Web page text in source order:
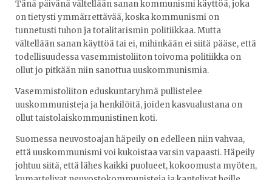
Tänä päivänä vältellään sanan kommunismi käyttöä, joka
on tietysti ymmärrettävää, koska kommunismi on
tunnetusti tuhon ja totalitarismin politiikkaa. Mutta
vältellään sanan käyttöä tai ei, mihinkään ei siitä pääse, että
todellisuudessa vasemmistoliiton toivoma politiikka on
ollut jo pitkään niin sanottua uuskommunismia.
Vasemmistoliiton eduskuntaryhmä pullistelee
uuskommunisteja ja henkilöitä, joiden kasvualustana on
ollut taistolaiskommunistinen koti.
Suomessa neuvostoajan häpeily on edelleen niin vahvaa,
että uuskommunismi voi kukoistaa varsin vapaasti. Häpeily
johtuu siitä, että lähes kaikki puolueet, kokoomusta myöten,